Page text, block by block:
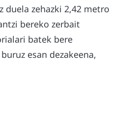
duela zehazki 2,42 metro
bereko zerbait
batek bere
esan dezakeena,